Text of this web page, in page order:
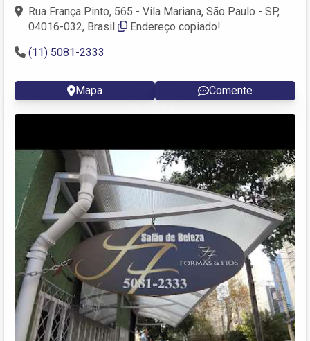
Rua França Pinto, 565 - Vila Mariana, São Paulo - SP,
04016-032, Brasil
Endereço copiado!
(11) 5081-2333
Mapa Comente